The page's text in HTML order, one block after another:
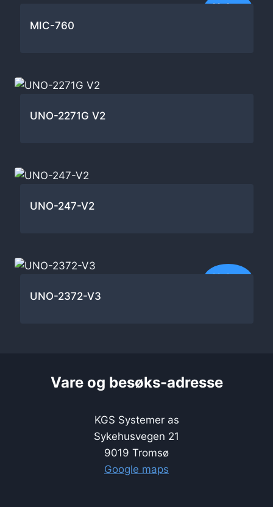
Nyhet
MIC-760
UNO-2271G V2
UNO-247-V2
Nyhet
UNO-2372-V3
Vare og besøks-adresse
KGS Systemer as
Sykehusvegen 21
9019 Tromsø
Google maps